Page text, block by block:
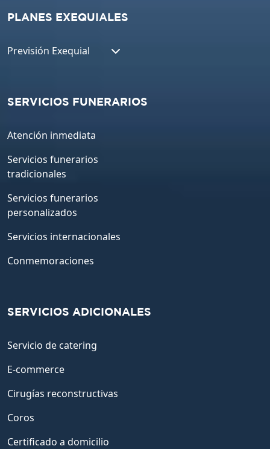
PLANES EXEQUIALES
Previsión Exequial
SERVICIOS FUNERARIOS
Atención inmediata
Servicios funerarios
tradicionales
Servicios funerarios
personalizados
Servicios internacionales
Conmemoraciones
SERVICIOS ADICIONALES
Servicio de catering
E-commerce
Cirugías reconstructivas
Coros
Certificado a domicilio